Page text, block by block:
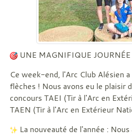
UNE MAGNIFIQUE
Ce week-end, l'Arc Club Alésien
flèches ! Nous avons eu le plaisir
concours TAEI (Tir à l'Arc en
TAEN (Tir à l'Arc en Extérieur
La nouveauté de l'année :